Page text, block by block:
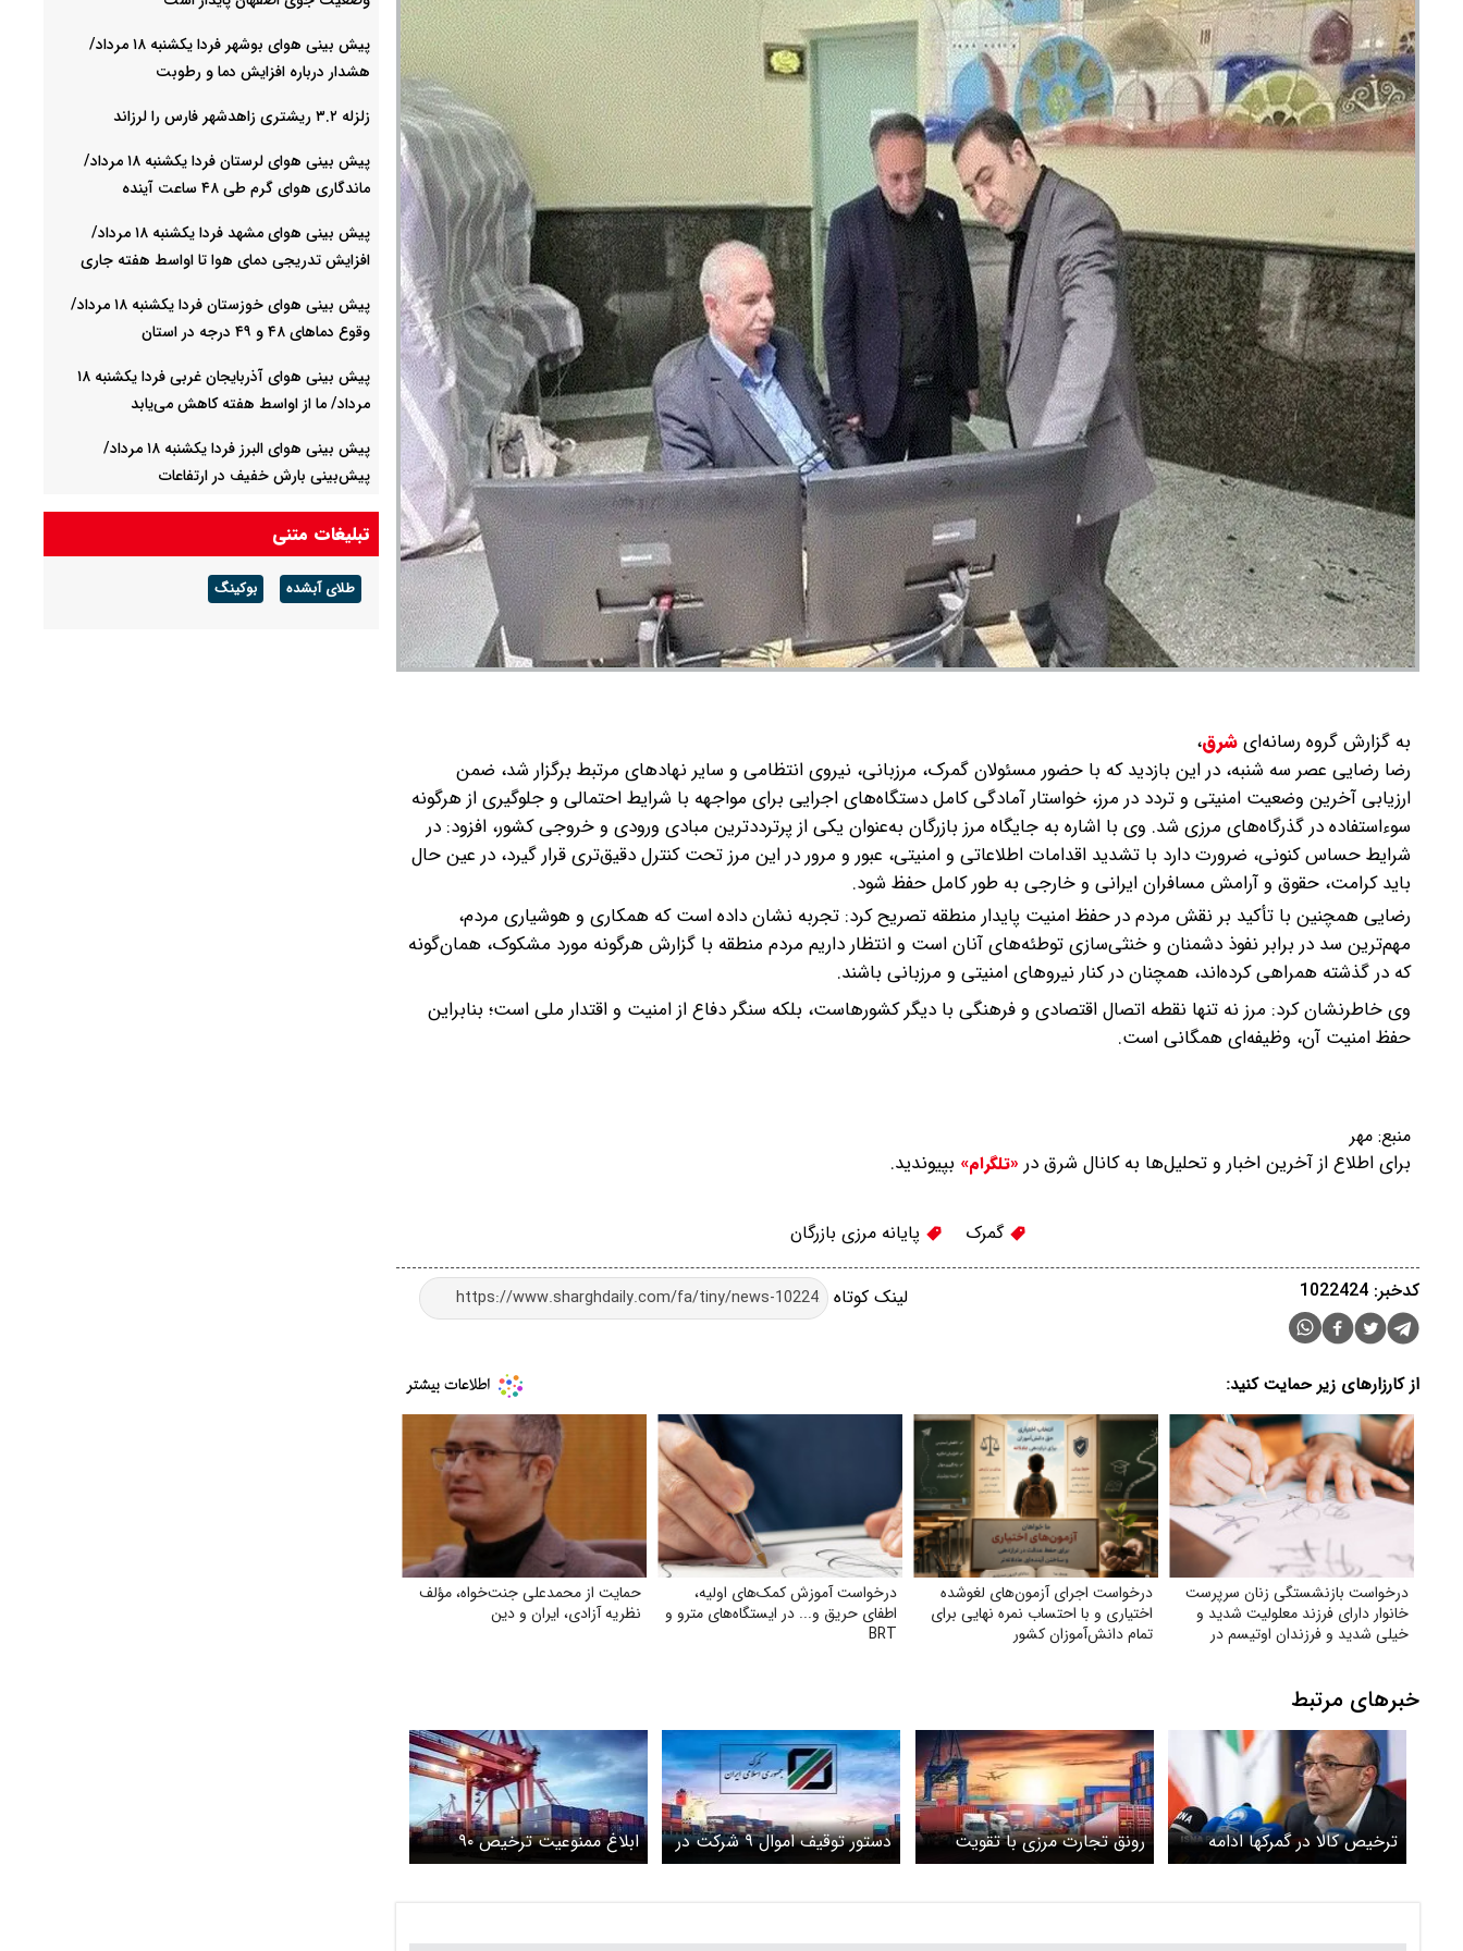
به گزارش گروه رسانه‌ایشرق،
رضا رضایی عصر سه شنبه، در این بازدید که با حضور مسئولان گمرک، مرزبانی، نیروی انتظامی و سایر نهادهای مرتبط برگزار شد، ضمن
ارزیابی آخرین وضعیت امنیتی و تردد در مرز، خواستار آمادگی کامل دستگاه‌های اجرایی برای مواجهه با شرایط احتمالی و جلوگیری از هرگونه
سوءاستفاده در گذرگاه‌های مرزی شد. وی با اشاره به جایگاه مرز بازرگان به‌عنوان یکی از پرترددترین مبادی ورودی و خروجی کشور، افزود: در
شرایط حساس کنونی، ضرورت دارد با تشدید اقدامات اطلاعاتی و امنیتی، عبور و مرور در این مرز تحت کنترل دقیق‌تری قرار گیرد، در عین حال
باید کرامت، حقوق و آرامش مسافران ایرانی و خارجی به طور کامل حفظ شود.
رضایی همچنین با تأکید بر نقش مردم در حفظ امنیت پایدار منطقه تصریح کرد: تجربه نشان داده است که همکاری و هوشیاری مردم،
مهم‌ترین سد در برابر نفوذ دشمنان و خنثی‌سازی توطئه‌های آنان است و انتظار داریم مردم منطقه با گزارش هرگونه مورد مشکوک، همان‌گونه
که در گذشته همراهی کرده‌اند، همچنان در کنار نیروهای امنیتی و مرزبانی باشند.
وی خاطرنشان کرد: مرز نه تنها نقطه اتصال اقتصادی و فرهنگی با دیگر کشورهاست، بلکه سنگر دفاع از امنیت و اقتدار ملی است؛ بنابراین
حفظ امنیت آن، وظیفه‌ای همگانی است.
منبع: مهر
برای اطلاع از آخرین اخبار و تحلیل‌ها به کانال شرق در «تلگرام» بپیوندید.
گمرک پایانه مرزی بازرگان
لینک کوتاه کدخبر: 1022424
از کارزارهای زیر حمایت کنید:
درخواست بازنشستگی زنان سرپرست
خانوار دارای فرزند معلولیت شدید و
خیلی شدید و فرزندان اوتیسم در
درخواست اجرای آزمون‌های لغوشده
اختیاری و با احتساب نمره نهایی برای
تمام دانش‌آموزان کشور
درخواست آموزش کمک‌های اولیه،
اطفای حریق و... در ایستگاه‌های مترو و
BRT
حمایت از محمدعلی جنت‌خواه، مؤلف
نظریه آزادی، ایران و دین
خبرهای مرتبط
ترخیص کالا در گمرکها ادامه
دارد
رونق تجارت مرزی با تقویت
همکاری گمرک و مرزبانی
دستور توقیف اموال ۹ شرکت در
گمرک صادر شد + اسامی
ابلاغ ممنوعیت ترخیص ۹۰
درصدی پارچه‌های وارداتی از
پیش بینی هوای بوشهر فردا یکشنبه ۱۸ مرداد/
هشدار درباره افزایش دما و رطوبت
زلزله ۳.۲ ریشتری زاهدشهر فارس را لرزاند
پیش بینی هوای لرستان فردا یکشنبه ۱۸ مرداد/
ماندگاری هوای گرم طی ۴۸ ساعت آینده
پیش بینی هوای مشهد فردا یکشنبه ۱۸ مرداد/
افزایش تدریجی دمای هوا تا اواسط هفته جاری
پیش بینی هوای خوزستان فردا یکشنبه ۱۸ مرداد/
وقوع دما‌های ۴۸ و ۴۹ درجه در استان
پیش بینی هوای آذربایجان غربی فردا یکشنبه ۱۸
مرداد/ ما از اواسط هفته کاهش می‌یابد
پیش بینی هوای البرز فردا یکشنبه ۱۸ مرداد/
پیش‌بینی بارش خفیف در ارتفاعات
فولاد مبارکه در سال سخت ۱۴۰۴ رکورد تاریخی تولید
را شکست
فولاد مبارکه؛ رکوردشکنی در سال سخت ۱۴۰۴
تبلیغات متنی
طلای آبشده بوکینگ